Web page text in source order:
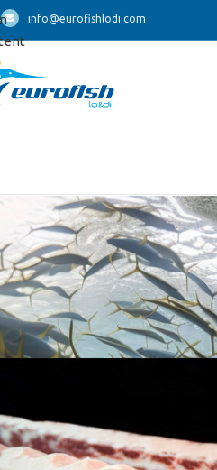
info@eurofishlodi.com
etiquetados “espadon”